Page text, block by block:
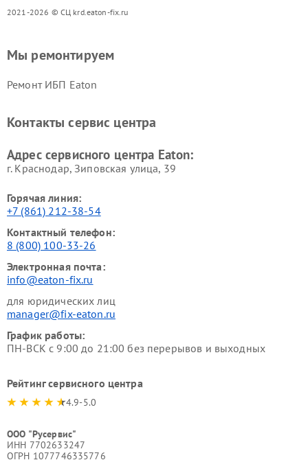
2021-2026 © СЦ krd.eaton-fix.ru
Мы ремонтируем
Ремонт ИБП Eaton
Контакты сервис центра
Адрес сервисного центра Eaton:
г. Краснодар, Зиповская улица, 39
Горячая линия:
+7 (861) 212-38-54
Контактный телефон:
8 (800) 100-33-26
Электронная почта:
info@eaton-fix.ru
для юридических лиц
manager@fix-eaton.ru
График работы:
ПН-ВСК с 9:00 до 21:00 без перерывов и выходных
Рейтинг сервисного центра
4.9-5.0
ООО "Русервис"
ИНН 7702633247
ОГРН 1077746335776